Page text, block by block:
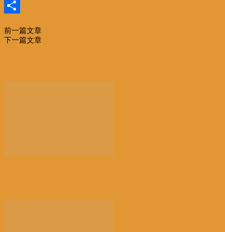
Email
享
前一篇文章
下一篇文章